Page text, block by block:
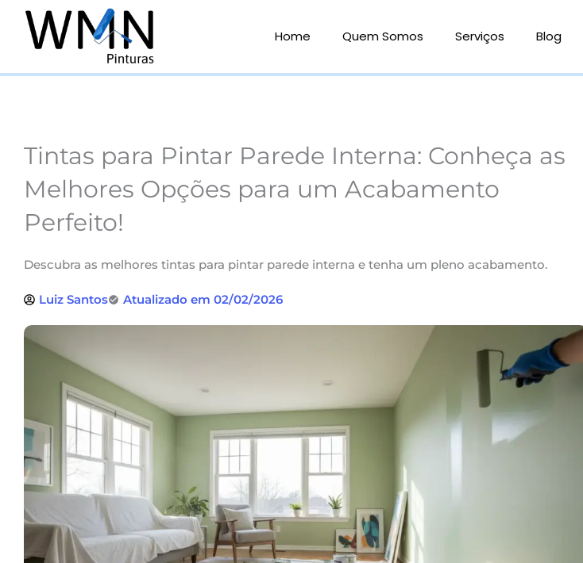
Home Quem Somos Serviços Blog
Tintas para Pintar Parede Interna: Conheça as
Melhores Opções para um Acabamento
Perfeito!
Descubra as melhores tintas para pintar parede interna e tenha um pleno acabamento.
Luiz Santos Atualizado em 02/02/2026